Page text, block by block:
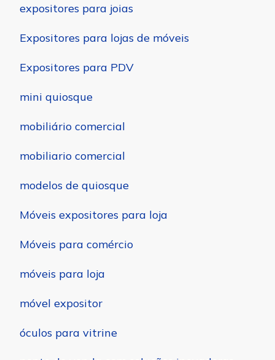
expositores para joias
Expositores para lojas de móveis
Expositores para PDV
mini quiosque
mobiliário comercial
mobiliario comercial
modelos de quiosque
Móveis expositores para loja
Móveis para comércio
móveis para loja
móvel expositor
óculos para vitrine